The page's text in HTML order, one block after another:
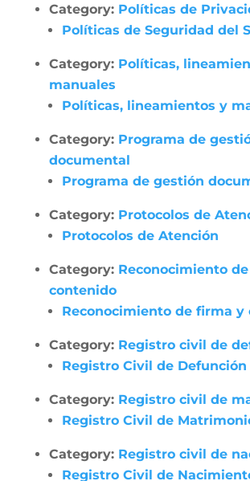
Category: Políticas de
Políticas de Seguridad del
Category: Políticas,
manuales
Políticas, lineamientos y
Category: Programa de
documental
Programa de gestión
Category: Protocolos de
Protocolos de Atención
Category: Reconocimiento
contenido
Reconocimiento de firma y
Category: Registro civil de
Registro Civil de Defunción
Category: Registro civil de
Registro Civil de
Category: Registro civil de
Registro Civil de